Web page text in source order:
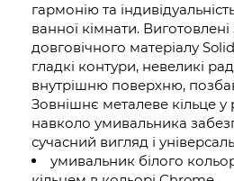
гармонію та
ванної кімнати.
довговічного матеріалу
гладкі контури, невеликі
внутрішню поверхню,
Зовнішнє металеве кільце у
навколо умивальника
сучасний вигляд і
умивальник білого